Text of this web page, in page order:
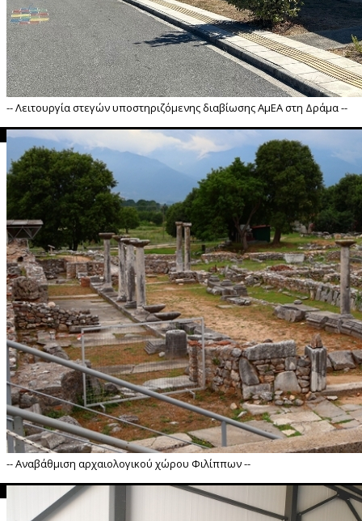
-- Λειτουργία στεγών υποστηριζόμενης διαβίωσης ΑμΕΑ στη Δράμα --
">
στεγών υποστηριζόμενης διαβίωσης ΑμΕΑ στη Δράμα --
-- Αναβάθμιση αρχαιολογικού χώρου Φιλίππων --
">
αρχαιολογικού χώρου Φιλίππων --